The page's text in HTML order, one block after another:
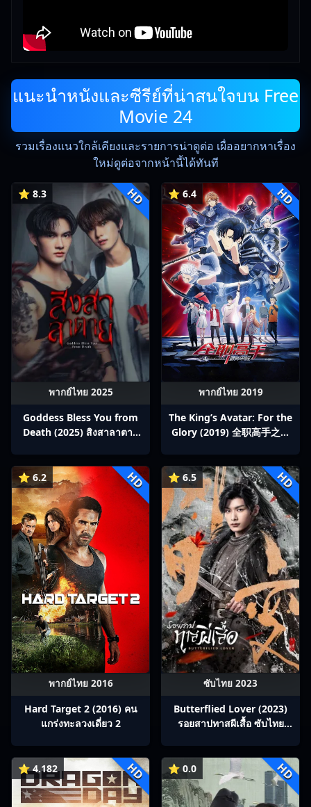
แนะนำหนังและซีรีย์ที่น่าสนใจบน Free
Movie 24
รวมเรื่องแนวใกล้เคียงและรายการน่าดูต่อ เผื่ออยากหาเรื่อง
ใหม่ดูต่อจากหน้านี้ได้ทันที
⭐ 8.3 HD
พากย์ไทย 2025
Goddess Bless You from
Death (2025) สิงสาลาตาย
⭐ 6.4 HD
พากย์ไทย 2019
The King’s Avatar: For the
Glory (2019) 全职高手之巅
⭐ 6.2 HD
พากย์ไทย 2016
Hard Target 2 (2016) คน
แกร่งทะลวงเดี่ยว 2
⭐ 6.5 HD
ซับไทย 2023
Butterflied Lover (2023)
รอยสาปทาสผีเสื้อ ซับไทย
⭐ 4.182 HD ⭐ 0.0 HD